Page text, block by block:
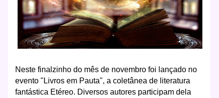
Neste finalzinho do mês de novembro foi lançado no
evento "Livros em Pauta", a coletânea de literatura
fantástica Etéreo. Diversos autores participam dela